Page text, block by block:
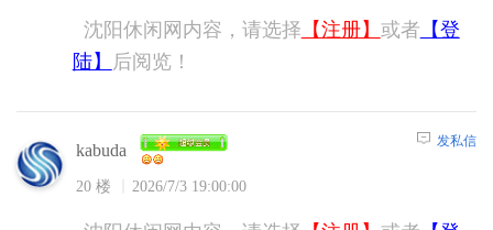
沈阳休闲网内容，请选择 【注册】 或者 【登
陆】
后阅览！
kabuda
20 楼 2026/7/3 19:00:00
发私信